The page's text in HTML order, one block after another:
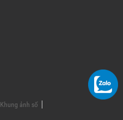
Khung ảnh số